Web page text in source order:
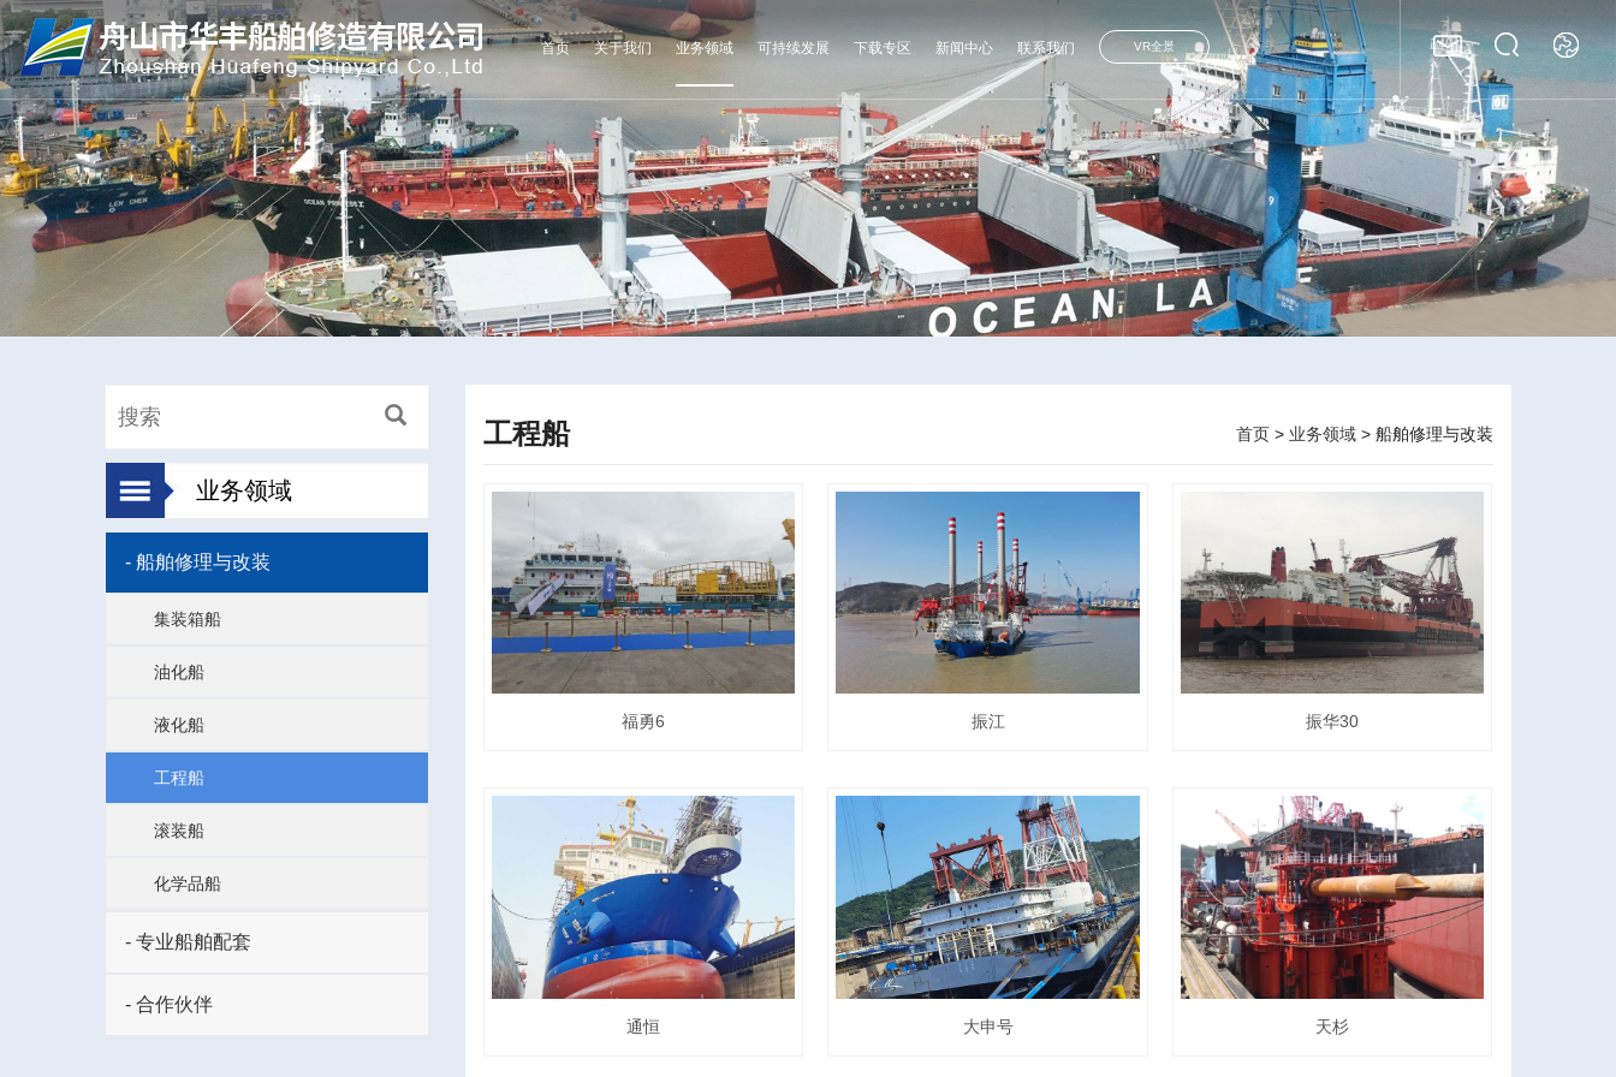
首页 关于我们 业务领域 可持续发展 下载专区 新闻中心 联系我们 VR全景
业务领域
- 船舶修理与改装
集装箱船
油化船
液化船
工程船
滚装船
化学品船
- 专业船舶配套
- 合作伙伴
工程船 首页 > 业务领域 > 船舶修理与改装
福勇6 振江 振华30
通恒 大申号 天杉